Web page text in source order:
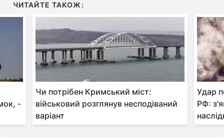
ЧИТАЙТЕ ТАКОЖ:
-
Чи потрібен Кримський міст:
військовий розглянув несподіваний
варіант
Удар
РФ: